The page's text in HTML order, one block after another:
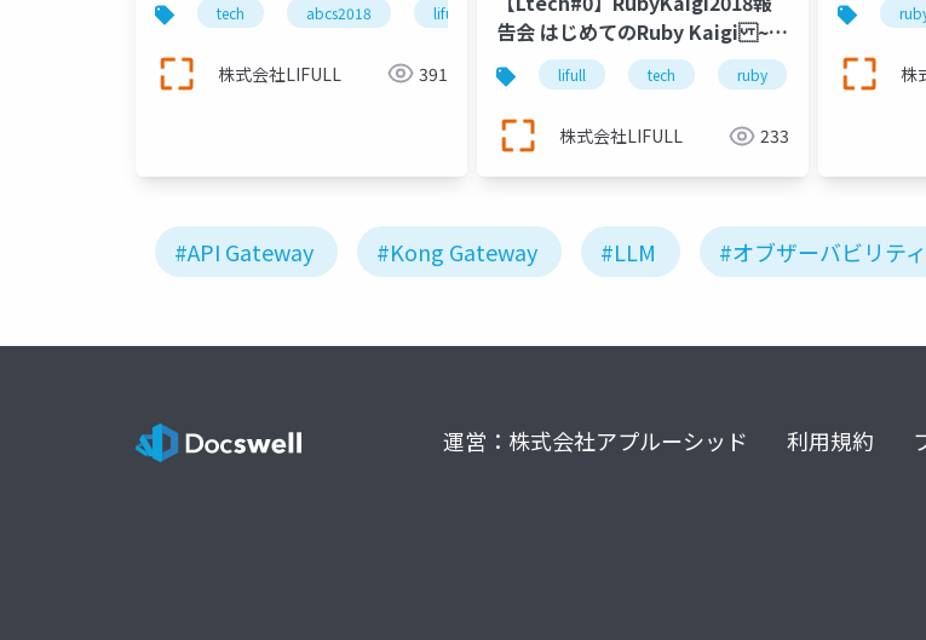
tech abcs2018 lifull android google play instant 開発
株式会社LIFULL 391
告会 はじめてのRuby Kaigi ~
CrubyだけがRubyじゃない~
lifull tech ruby rubykaigi
株式会社LIFULL 233
株
#API Gateway #Kong Gateway #LLM #オブザーバビリティ
運営：株式会社アプルーシッド 利用規約